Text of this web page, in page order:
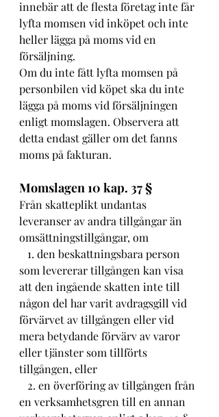
innebär att de flesta företag inte får
lyfta momsen vid inköpet och inte
heller lägga på moms vid en
försäljning.
Om du inte fått lyfta momsen på
personbilen vid köpet ska du inte
lägga på moms vid försäljningen
enligt momslagen. Observera att
detta endast gäller om det fanns
moms på fakturan.
Momslagen 10 kap. 37 §
Från skatteplikt undantas
leveranser av andra tillgångar än
omsättningstillgångar, om
1. den beskattningsbara person
som levererar tillgången kan visa
att den ingående skatten inte till
någon del har varit avdragsgill vid
förvärvet av tillgången eller vid
mera betydande förvärv av varor
eller tjänster som tillförts
tillgången, eller
2. en överföring av tillgången från
en verksamhetsgren till en annan